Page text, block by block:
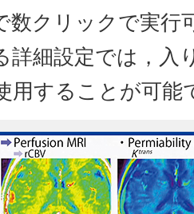
数クリックで実行
詳細設定では，入
用することが可能